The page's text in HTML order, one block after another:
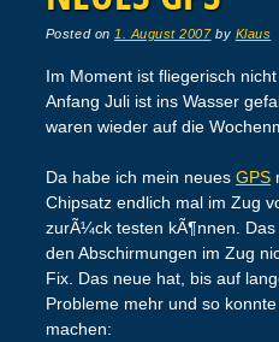
Posted on1. August 2007 by Klaus
Im Moment ist fliegerisch
Anfang Juli ist ins Wasser
waren wieder auf die
Da habe ich mein neues GPS
Chipsatz endlich mal im Zug
zurÃ¼ck testen kÃ¶nnen.
den Abschirmungen im Zug
Fix. Das neue hat, bis auf
Probleme mehr und so
machen: